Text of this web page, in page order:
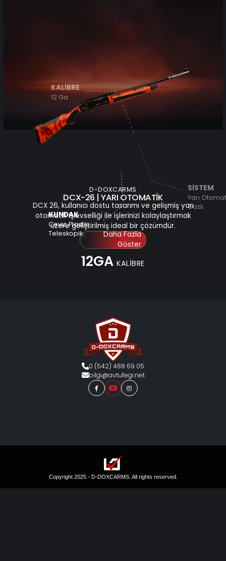
KALİBRE
12 Ga
SİSTEM
Yarı
Gazlı
KUNDAK
Ceviz, Plastik,
Teleskopik
D-DOXCARMS
DCX-26 | YARI OTOMATİK
DCX 26, kullanıcı dostu tasarımı ve gelişmiş yarı
otomatik işlevselliği ile işlerinizi kolaylaştırmak
üzere geliştirilmiş ideal bir çözümdür.
Daha Fazla
Göster
12GAKALİBRE
0 (542) 488 69 05
bilgi@avtufegi.net
Copyright 2025 - D-DOXCARMS. All rights reserved.